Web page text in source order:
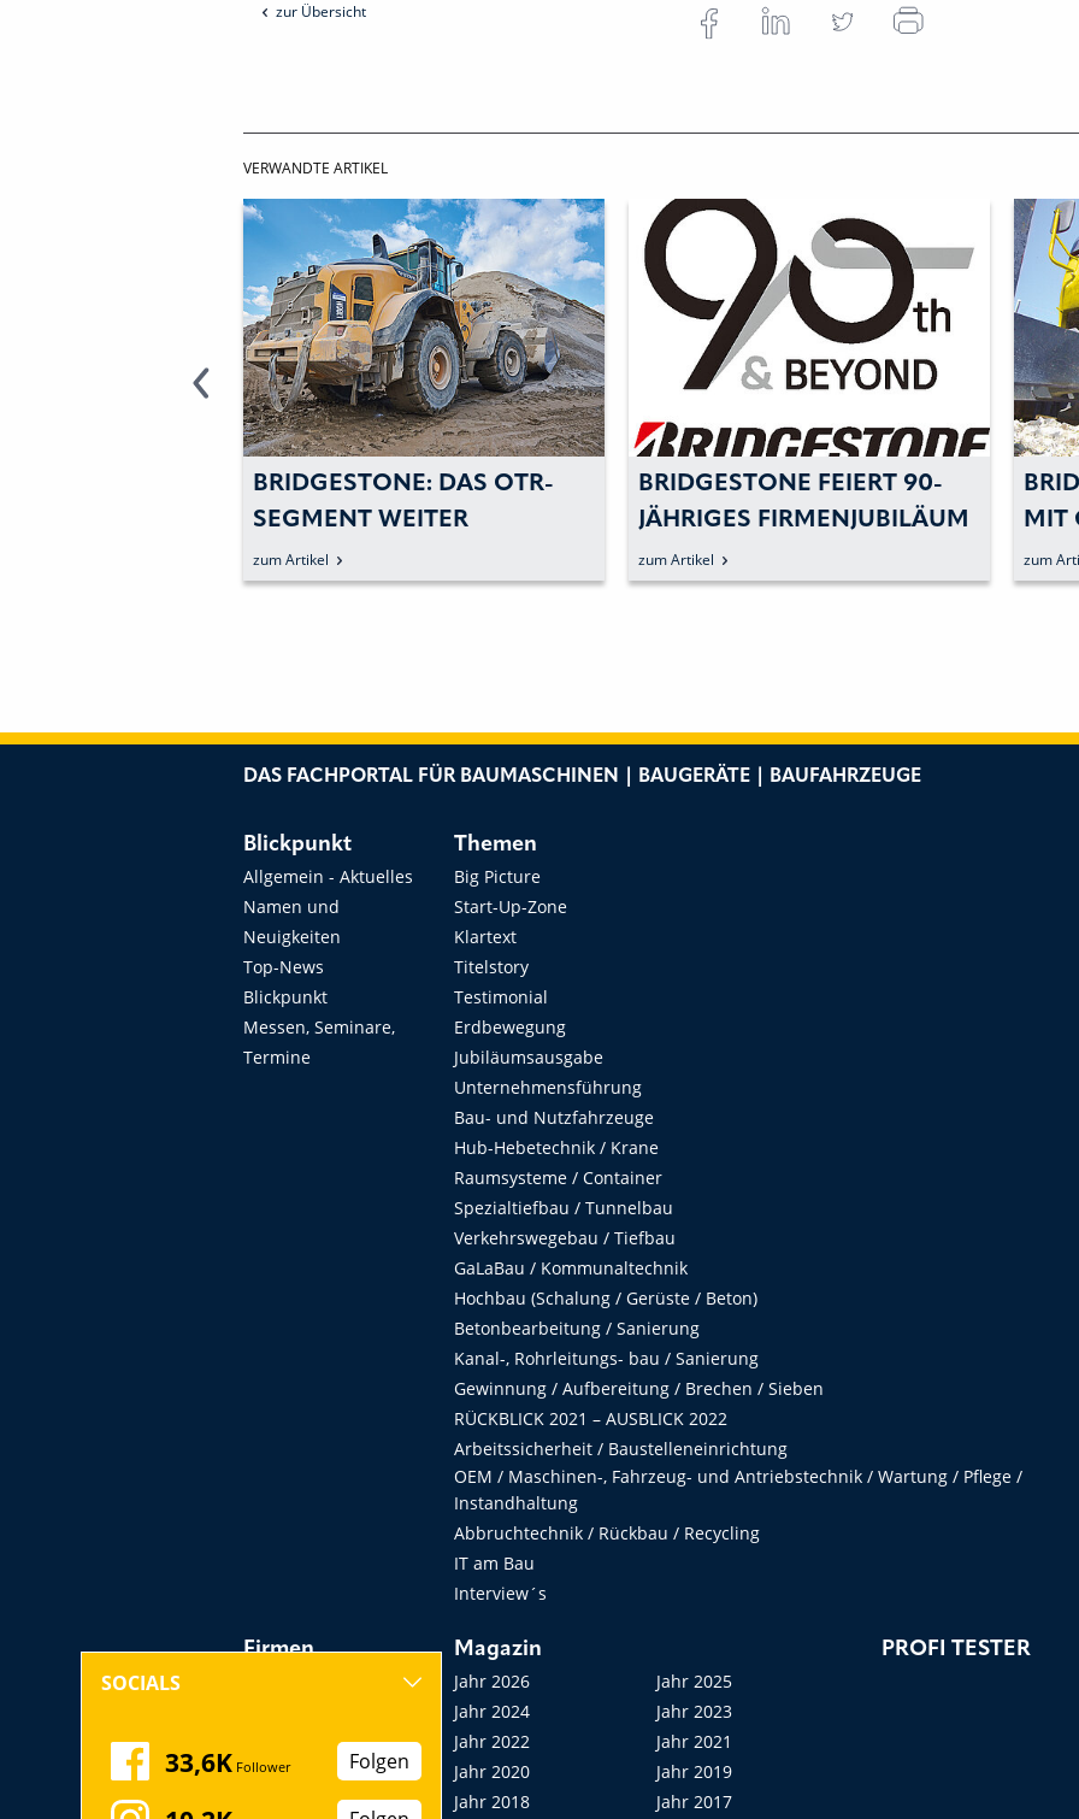
zur Übersicht
VERWANDTE ARTIKEL
BRIDGESTONE: DAS OTR-
SEGMENT WEITER
AUSGEBAUT
zum Artikel
BRIDGESTONE FEIERT 90-
JÄHRIGES FIRMENJUBILÄUM
MIT SPEZIELLEM INTERNET-
AUFTRITT
zum Artikel
MIT
DEN
zum
DAS FACHPORTAL FÜR BAUMASCHINEN | BAUGERÄTE | BAUFAHRZEUGE
Blickpunkt
Allgemein - Aktuelles
Namen und
Neuigkeiten
Top-News
Blickpunkt
Messen, Seminare,
Termine
Themen
Big Picture
Start-Up-Zone
Klartext
Titelstory
Testimonial
Erdbewegung
Jubiläumsausgabe
Unternehmensführung
Bau- und Nutzfahrzeuge
Hub-Hebetechnik / Krane
Raumsysteme / Container
Spezialtiefbau / Tunnelbau
Verkehrswegebau / Tiefbau
GaLaBau / Kommunaltechnik
Hochbau (Schalung / Gerüste / Beton)
Betonbearbeitung / Sanierung
Kanal-, Rohrleitungs- bau / Sanierung
Gewinnung / Aufbereitung / Brechen / Sieben
RÜCKBLICK 2021 – AUSBLICK 2022
Arbeitssicherheit / Baustelleneinrichtung
OEM / Maschinen-, Fahrzeug- und Antriebstechnik / Wartung / Pflege /
Instandhaltung
Abbruchtechnik / Rückbau / Recycling
IT am Bau
Interview´s
Firmen
Messen, Seminare,
Kongresse
Magazin
Jahr 2026
Jahr 2025
Jahr 2024
Jahr 2023
Jahr 2022
Jahr 2021
Jahr 2020
Jahr 2019
Jahr 2018
Jahr 2017
PROFI TESTER
SOCIALS
33,6K Follower Folgen